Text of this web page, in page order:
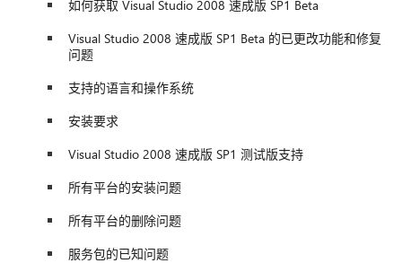
如何获取 Visual Studio 2008 速成版 SP1 Beta
Visual Studio 2008 速成版 SP1 Beta 的已更改功能和修复
问题
支持的语言和操作系统
安装要求
Visual Studio 2008 速成版 SP1 测试版支持
所有平台的安装问题
所有平台的删除问题
服务包的已知问题